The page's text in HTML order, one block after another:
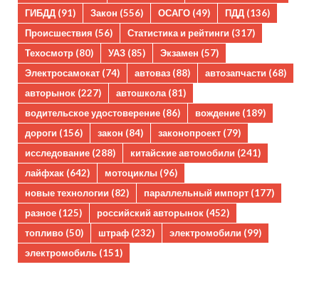
ГИБДД (91) Закон (556) ОСАГО (49) ПДД (136)
Происшествия (56) Статистика и рейтинги (317)
Техосмотр (80) УАЗ (85) Экзамен (57)
Электросамокат (74) автоваз (88) автозапчасти (68)
авторынок (227) автошкола (81)
водительское удостоверение (86) вождение (189)
дороги (156) закон (84) законопроект (79)
исследование (288) китайские автомобили (241)
лайфхак (642) мотоциклы (96)
новые технологии (82) параллельный импорт (177)
разное (125) российский авторынок (452)
топливо (50) штраф (232) электромобили (99)
электромобиль (151)